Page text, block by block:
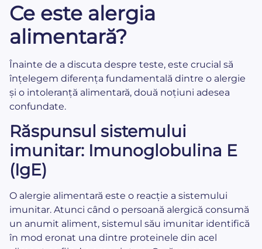
Ce este alergia
alimentară?
Înainte de a discuta despre teste, este crucial să
înțelegem diferența fundamentală dintre o alergie
și o intoleranță alimentară, două noțiuni adesea
confundate.
Răspunsul sistemului
imunitar: Imunoglobulina E
(IgE)
O alergie alimentară este o reacție a sistemului
imunitar. Atunci când o persoană alergică consumă
un anumit aliment, sistemul său imunitar identifică
în mod eronat una dintre proteinele din acel